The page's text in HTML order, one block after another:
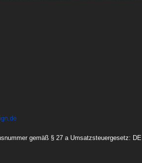
gemäß § 27 a Umsatzsteuergesetz: DE